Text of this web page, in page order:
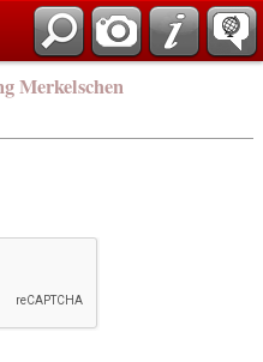
Merkelschen